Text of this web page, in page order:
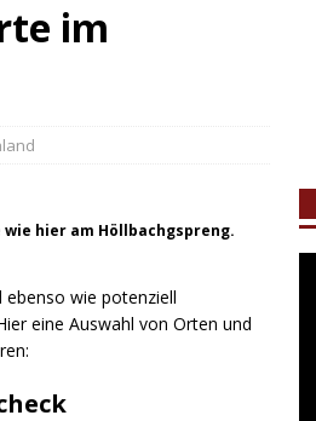
im
hier am Höllbachgspreng.
ebenso wie potenziell
eine Auswahl von Orten und